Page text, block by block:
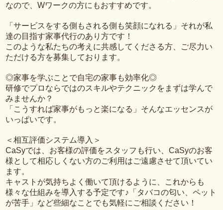
なので、Wワークの方にもおすすめです。
「サービスをする側もされる側も笑顔になれる」それが私
達の目指す家事代行のあり方です！
このような私たちの考えに共感してくださる方、ご尽力い
ただける方を募集しております。
◎家事を学ぶことで自宅の家事も効率化◎
研修でプロならではのスキルやテクニックをまずは学んで
みませんか？
「こうすれば家事がもっと楽になる」そんなエッセンスが
いっぱいです。
＜相互評価システム導入＞
CaSyでは、お客様の評価をスタッフも行い、CaSyのお客
様として相応しくない方のご利用はご遠慮させて頂いてい
ます。
キャストが気持ちよく働いて頂けるように、これからも
様々な仕組みを導入する予定です♪「タバコの匂い、ペット
が苦手」など些細なことでも気軽にご相談ください！